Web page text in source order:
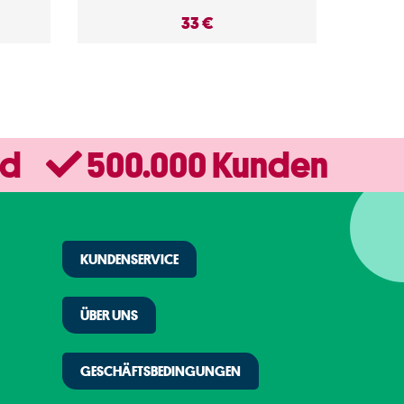
33 €
500.000 Kunden
KUNDENSERVICE
ÜBER UNS
GESCHÄFTSBEDINGUNGEN